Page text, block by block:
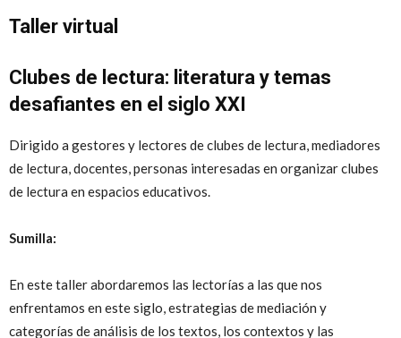
Taller virtual
Clubes de lectura: literatura y temas
desafiantes en el siglo XXI
Dirigido a gestores y lectores de clubes de lectura, mediadores
de lectura, docentes, personas interesadas en organizar clubes
de lectura en espacios educativos.
Sumilla:
En este taller abordaremos las lectorías a las que nos
enfrentamos en este siglo, estrategias de mediación y
categorías de análisis de los textos, los contextos y las